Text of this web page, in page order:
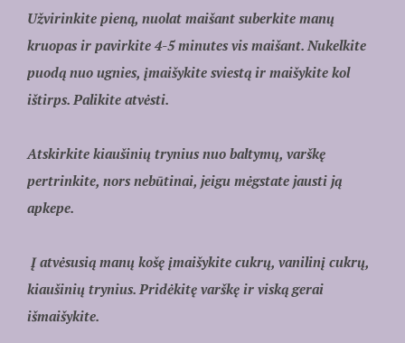
Užvirinkite pieną, nuolat maišant suberkite manų
kruopas ir pavirkite 4-5 minutes vis maišant. Nukelkite
puodą nuo ugnies, įmaišykite sviestą ir maišykite kol
ištirps. Palikite atvėsti.
Atskirkite kiaušinių trynius nuo baltymų, varškę
pertrinkite, nors nebūtinai, jeigu mėgstate jausti ją
apkepe.
Į atvėsusią manų košę įmaišykite cukrų, vanilinį cukrų,
kiaušinių trynius. Pridėkitę varškę ir viską gerai
išmaišykite.